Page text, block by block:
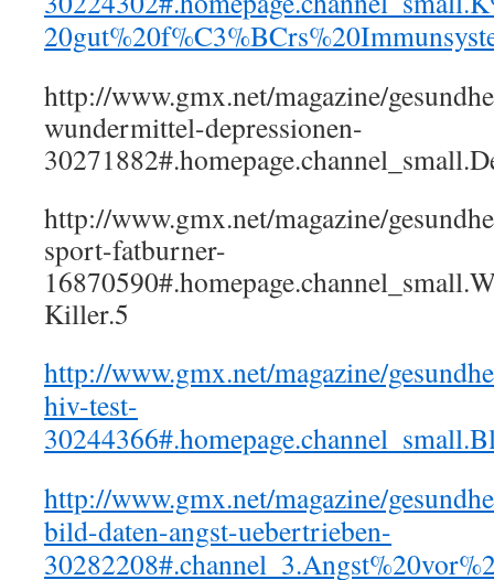
http://www.gmx.net/magazine/
wundermittel-depressionen-
http://www.gmx.net/magazine/
sport-fatburner-
Killer.5
http://www.gmx.net/magazine/
hiv-test-
http://www.gmx.net/magazine/
bild-daten-angst-uebertrieben-